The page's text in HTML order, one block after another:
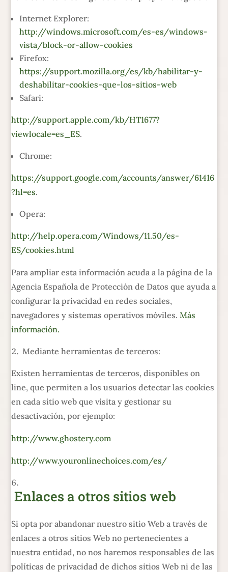
Internet Explorer:
http://windows.microsoft.com/es-es/windows-
vista/block-or-allow-cookies
Firefox:
https://support.mozilla.org/es/kb/habilitar-y-
deshabilitar-cookies-que-los-sitios-web
Safari:
http://support.apple.com/kb/HT1677?
viewlocale=es_ES.
Chrome:
https://support.google.com/accounts/answer/61416
?hl=es.
Opera:
http://help.opera.com/Windows/11.50/es-
ES/cookies.html
Para ampliar esta información acuda a la página de la
Agencia Española de Protección de Datos que ayuda a
configurar la privacidad en redes sociales,
navegadores y sistemas operativos móviles.Más
información.
Mediante herramientas de terceros:
Existen herramientas de terceros, disponibles on
line, que permiten a los usuarios detectar las cookies
en cada sitio web que visita y gestionar su
desactivación, por ejemplo:
http://www.ghostery.com
http://www.youronlinechoices.com/es/
Enlaces a otros sitios web
Si opta por abandonar nuestro sitio Web a través de
enlaces a otros sitios Web no pertenecientes a
nuestra entidad, no nos haremos responsables de las
políticas de privacidad de dichos sitios Web ni de las